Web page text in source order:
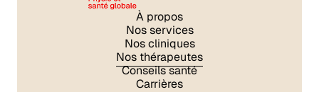
À propos
Nos services
Nos cliniques
Nos thérapeutes
Conseils santé
Carrières